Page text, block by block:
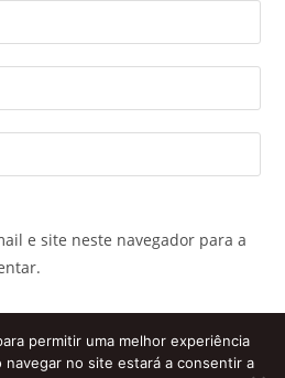
e site neste navegador para a
permitir uma melhor experiência
no site estará a consentir a